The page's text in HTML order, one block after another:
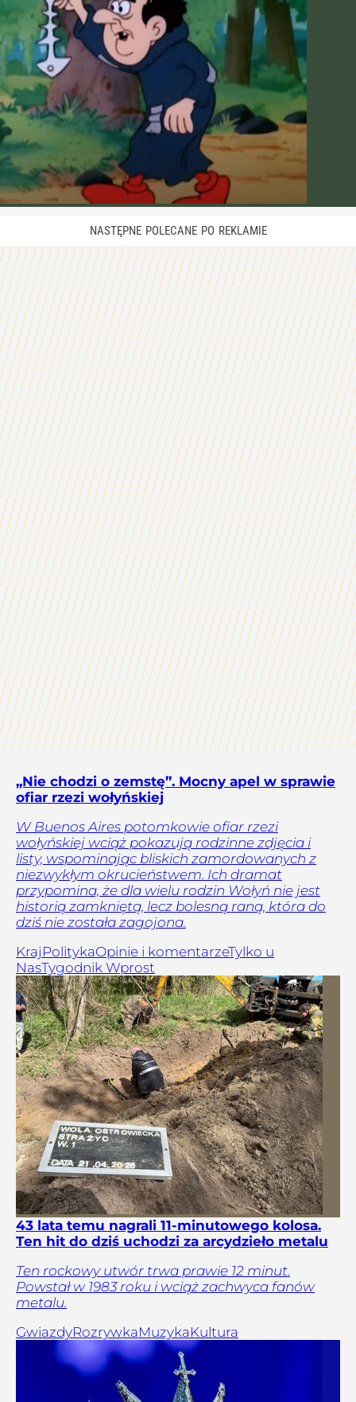
„Nie chodzi o zemstę”. Mocny apel w sprawie
ofiar rzezi wołyńskiej
W Buenos Aires potomkowie ofiar rzezi
wołyńskiej wciąż pokazują rodzinne zdjęcia i
listy, wspominając bliskich zamordowanych z
niezwykłym okrucieństwem. Ich dramat
przypomina, że dla wielu rodzin Wołyń nie jest
historią zamkniętą, lecz bolesną raną, która do
dziś nie została zagojona.
Kraj PolitykaOpinie i komentarzeTylko u
NasTygodnik Wprost
43 lata temu nagrali 11-minutowego kolosa.
Ten hit do dziś uchodzi za arcydzieło metalu
Ten rockowy utwór trwa prawie 12 minut.
Powstał w 1983 roku i wciąż zachwyca fanów
metalu.
GwiazdyRozrywkaMuzykaKultura